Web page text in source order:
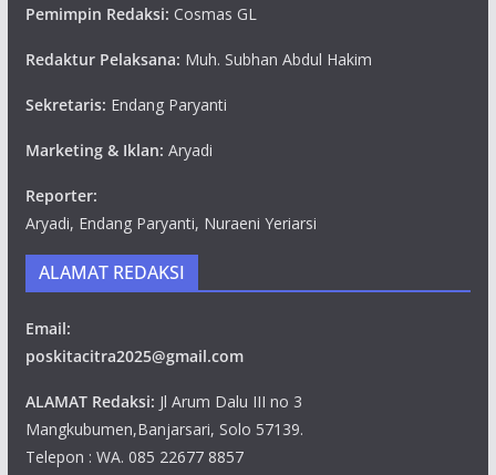
Pemimpin Redaksi: Cosmas GL
Redaktur Pelaksana: Muh. Subhan Abdul Hakim
Sekretaris: Endang Paryanti
Marketing & Iklan: Aryadi
Reporter:
Aryadi, Endang Paryanti, Nuraeni Yeriarsi
ALAMAT REDAKSI
Email:
poskitacitra2025@gmail.com
ALAMAT Redaksi: Jl Arum Dalu III no 3
Mangkubumen,Banjarsari, Solo 57139.
Telepon : WA. 085 22677 8857